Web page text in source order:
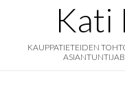
Kati
KAUPPATIETEIDEN